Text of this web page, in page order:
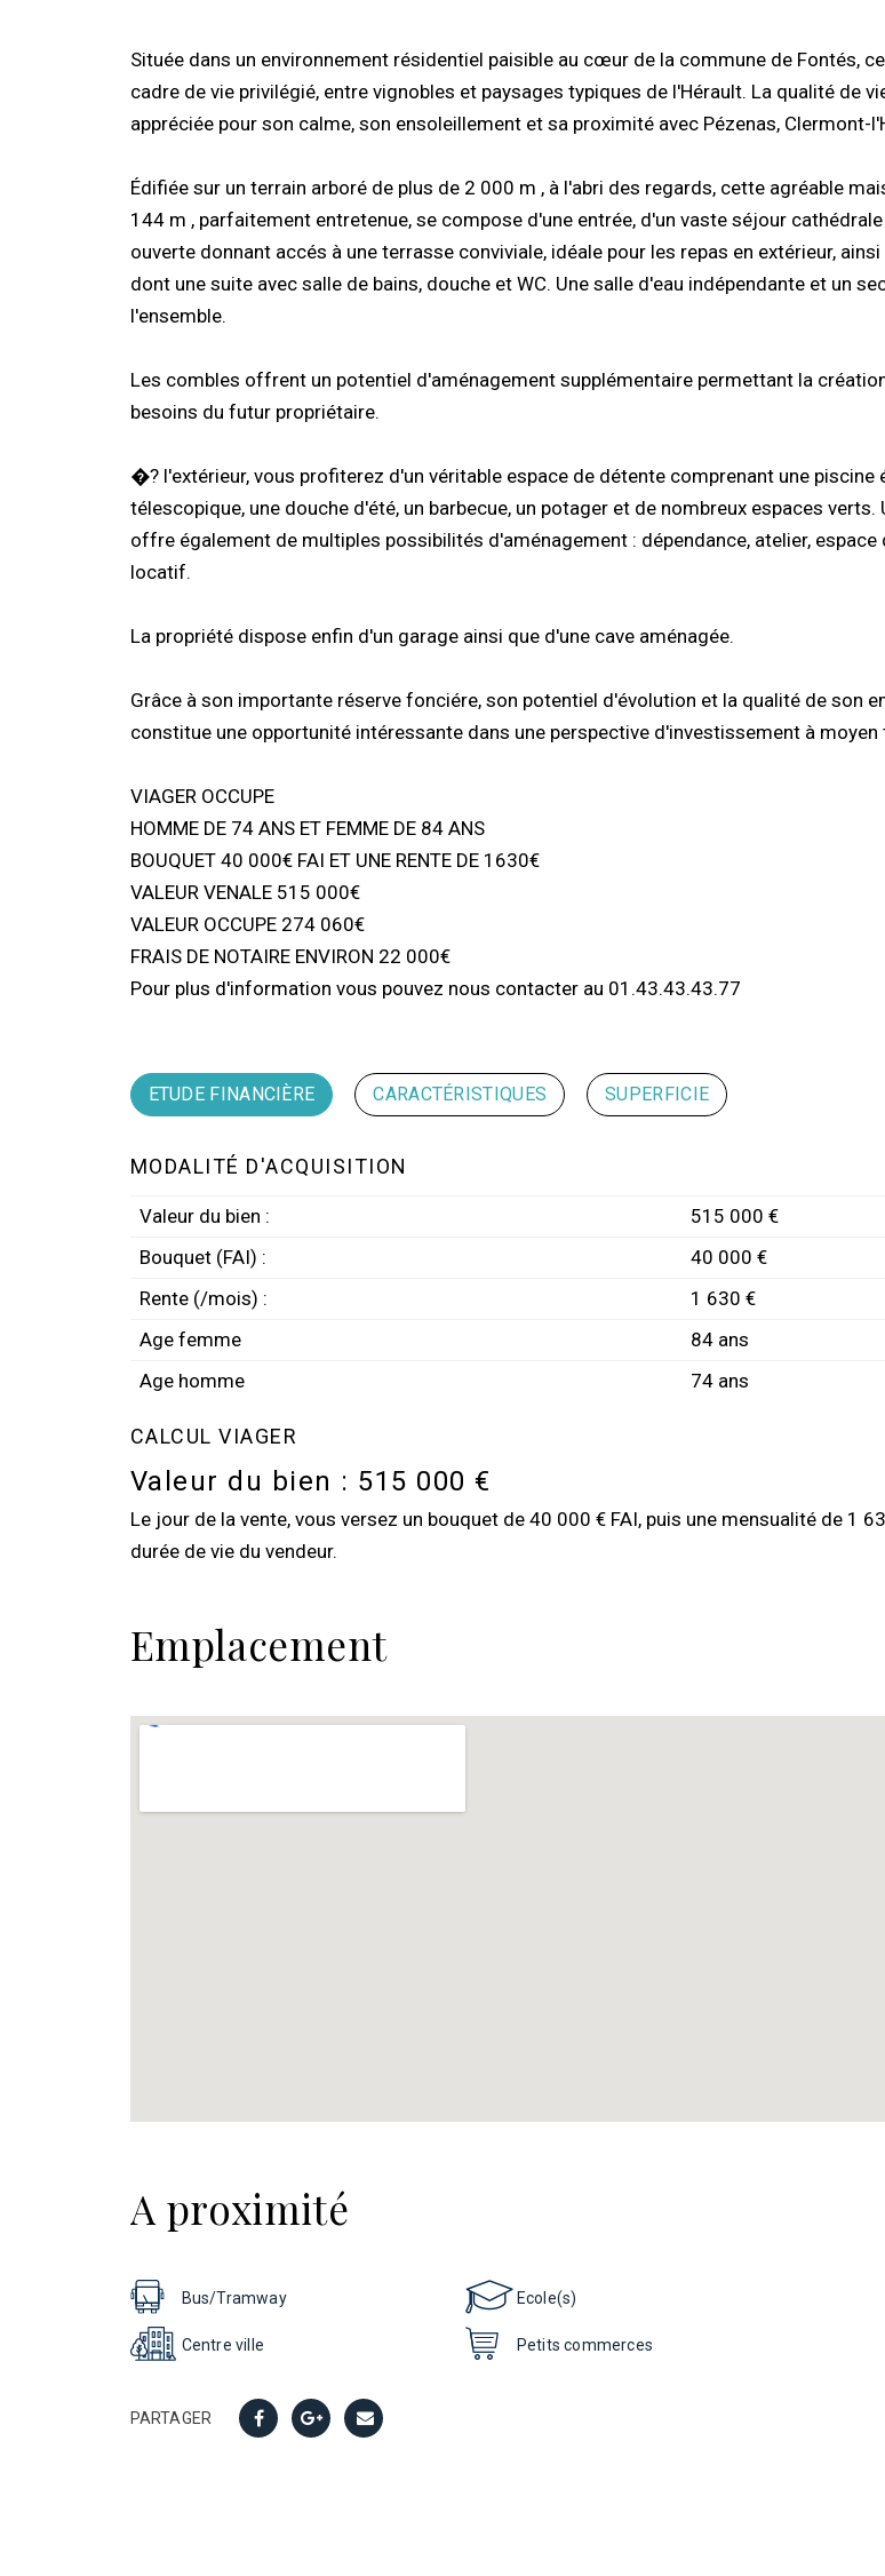
Située dans un environnement résidentiel paisible au cœur de la commune de Fontés,
cadre de vie privilégié, entre vignobles et paysages typiques de l'Hérault. La qualité de
appréciée pour son calme, son ensoleillement et sa proximité avec Pézenas, Clermont-
Édifiée sur un terrain arboré de plus de 2 000 m , à l'abri des regards, cette agréable
144 m , parfaitement entretenue, se compose d'une entrée, d'un vaste séjour
ouverte donnant accés à une terrasse conviviale, idéale pour les repas en extérieur,
dont une suite avec salle de bains, douche et WC. Une salle d'eau indépendante et un
l'ensemble.
Les combles offrent un potentiel d'aménagement supplémentaire permettant la
besoins du futur propriétaire.
�? l'extérieur, vous profiterez d'un véritable espace de détente comprenant une piscine
télescopique, une douche d'été, un barbecue, un potager et de nombreux espaces verts.
offre également de multiples possibilités d'aménagement : dépendance, atelier,
locatif.
La propriété dispose enfin d'un garage ainsi que d'une cave aménagée.
Grâce à son importante réserve fonciére, son potentiel d'évolution et la qualité de son
constitue une opportunité intéressante dans une perspective d'investissement à moyen
VIAGER OCCUPE
HOMME DE 74 ANS ET FEMME DE 84 ANS
BOUQUET 40 000€ FAI ET UNE RENTE DE 1630€
VALEUR VENALE 515 000€
VALEUR OCCUPE 274 060€
FRAIS DE NOTAIRE ENVIRON 22 000€
Pour plus d'information vous pouvez nous contacter au 01.43.43.43.77
ETUDE FINANCIÈRE CARACTÉRISTIQUES SUPERFICIE
MODALITÉ D'ACQUISITION
Valeur du bien :
515 000 €
Bouquet (FAI) :
40 000 €
Rente (/mois) :
1 630 €
Age femme
84 ans
Age homme
74 ans
CALCUL VIAGER
Valeur du bien : 515 000 €
Le jour de la vente, vous versez un bouquet de 40 000 € FAI, puis une mensualité de 1
durée de vie du vendeur.
Emplacement
A proximité
Bus/Tramway
Centre ville
Ecole(s)
Petits commerces
PARTAGER